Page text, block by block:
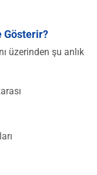
Gösterir?
üzerinden şu anlık